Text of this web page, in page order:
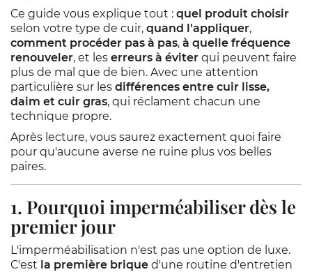
Ce guide vous explique tout : quel produit choisir
selon votre type de cuir, quand l'appliquer,
comment procéder pas à pas, à quelle fréquence
renouveler, et les erreurs à éviter qui peuvent faire
plus de mal que de bien. Avec une attention
particulière sur les différences entre cuir lisse,
daim et cuir gras, qui réclament chacun une
technique propre.
Après lecture, vous saurez exactement quoi faire
pour qu'aucune averse ne ruine plus vos belles
paires.
1. Pourquoi imperméabiliser dès le
premier jour
L'imperméabilisation n'est pas une option de luxe.
C'est la première brique d'une routine d'entretien